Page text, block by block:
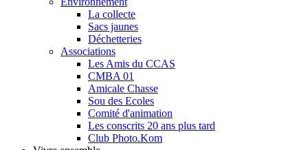
La collecte
Sacs jaunes
Déchetteries
Associations
Les Amis du CCAS
CMBA 01
Amicale Chasse
Sou des Ecoles
Comité d'animation
Les conscrits 20 ans plus tard
Club Photo.Kom